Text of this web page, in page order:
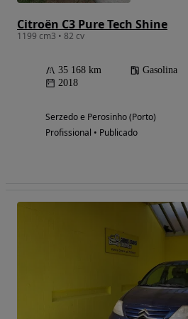
Citroën C3 Pure Tech Shine
1199 cm3 • 82 cv
35 168 km Gasolina
2018
Serzedo e Perosinho (Porto)
Profissional • Publicado